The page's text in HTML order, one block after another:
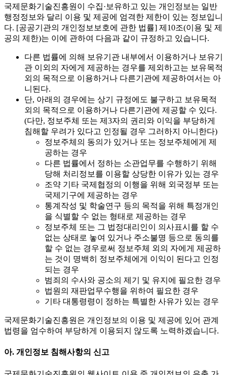
국제문화기술진흥원이 수집·보유하고 있는 개인정보는 일반
행정정보와 달리 이용 및 제공에 엄격한 제한이 있는 정보입니
다. [공공기관의 개인정보보호에 관한 법률] 제10조(이용 및 제
공의 제한)는 이에 관하여 다음과 같이 규정하고 있습니다.
다른 법률에 의해 보유기관 내부에서 이용하거나 보유기
관 이외의 자에게 제공하는 경우를 제외하고는 보유목적
외의 목적으로 이용하거나 다른기관에 제공하여서는 아
니된다.
단, 아래의 경우에는 상기 규정에도 불구하고 보유목적
외의 목적으로 이용하거나 다른기관에 제공할 수 있다.
(다만, 정보주체 또는 제3자의 권리와 이익을 부당하게
침해할 우려가 있다고 인정될 경우 그러하지 아니한다)
정보주체의 동의가 있거나 또는 정보주체에게 제
공하는 경우
다른 법률에서 정하는 소관업무를 수행하기 위해
당해 처리정보를 이용할 상당한 이유가 있는 경우
조약 기타 국제협정의 이행을 위해 외국정부 또는
국제기구에 제공하는 경우
통계작성 및 학술연구 등의 목적을 위해 특정개인
을 식별할 수 없는 형태로 제공하는 경우
정보주체 또는 그 법정대리인이 의사표시를 할 수
없는 상태로 놓여 있거나 주소불명 등으로 동의를
할 수 없는 경우로써 정보주체 외의 자에게 제공하
는 것이 명백히 정보주체에게 이익이 된다고 인정
되는 경우
범죄의 수사와 공소의 제기 및 유지에 필요한 경우
법원의 재판업무수행을 위하여 필요한 경우
기타 대통령령이 정하는 특별한 사유가 있는 경우
국제문화기술진흥원은 개인정보의 이용 및 제공에 있어 관계
법령을 엄수하여 부당하게 이용되지 않도록 노력하겠습니다.
아. 개인정보 침해사항의 신고